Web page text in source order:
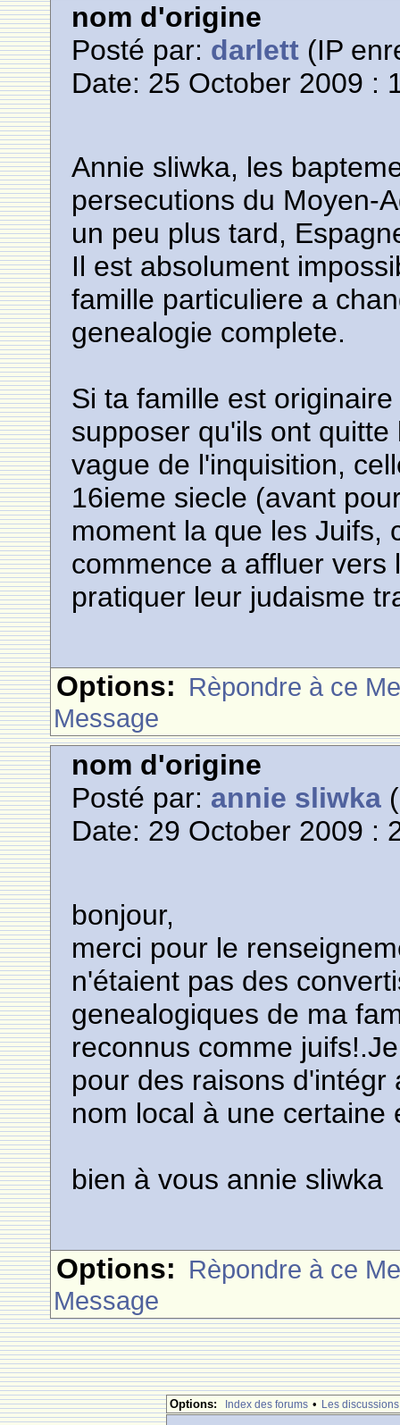
nom d'origine
Posté par: darlett (IP
Date: 25 October 2009 :
Annie sliwka, les
persecutions du Moyen-
un peu plus tard,
Il est absolument
famille particuliere a
genealogie complete.
Si ta famille est
supposer qu'ils ont
vague de l'inquisition,
16ieme siecle (avant
moment la que les Juifs,
commence a affluer
pratiquer leur judaisme
Options: Rèpondre à ce
Message
nom d'origine
Posté par: annie sliwka
Date: 29 October 2009 :
bonjour,
merci pour le
n'étaient pas des
genealogiques de ma
reconnus comme
pour des raisons
nom local à une certaine
bien à vous annie sliwka
Options: Rèpondre à ce
Message
Options: Index des forums • Les discussions